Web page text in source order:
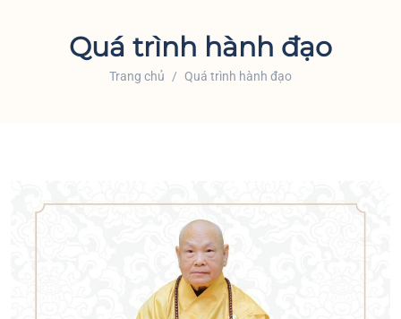
Quá trình hành đạo
Trang chủ Quá trình hành đạo